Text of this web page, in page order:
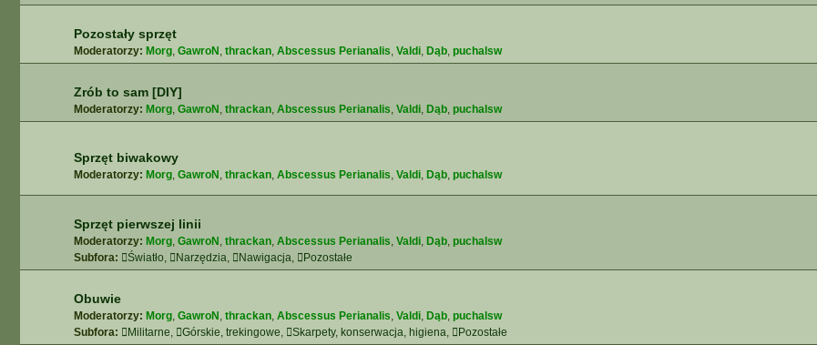
Pozostały sprzęt
Moderatorzy: Morg, GawroN, thrackan, Abscessus Perianalis, Valdi, Dąb, puchalsw
Zrób to sam [DIY]
Moderatorzy: Morg, GawroN, thrackan, Abscessus Perianalis, Valdi, Dąb, puchalsw
Sprzęt biwakowy
Moderatorzy: Morg, GawroN, thrackan, Abscessus Perianalis, Valdi, Dąb, puchalsw
Sprzęt pierwszej linii
Moderatorzy: Morg, GawroN, thrackan, Abscessus Perianalis, Valdi, Dąb, puchalsw
Subfora:
Światło, Narzędzia, Nawigacja, Pozostałe
Obuwie
Moderatorzy: Morg, GawroN, thrackan, Abscessus Perianalis, Valdi, Dąb, puchalsw
Subfora:
Militarne, Górskie, trekingowe, Skarpety, konserwacja, higiena, Pozostałe